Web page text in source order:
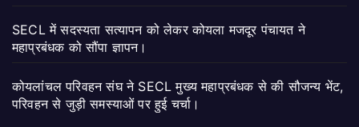
SECL में सदस्यता सत्यापन को लेकर कोयला मजदूर पंचायत ने
महाप्रबंधक को सौंपा ज्ञापन।
कोयलांचल परिवहन संघ ने SECL मुख्य महाप्रबंधक से की सौजन्य भेंट,
परिवहन से जुड़ी समस्याओं पर हुई चर्चा।